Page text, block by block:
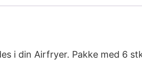
i din Airfryer. Pakke med 6